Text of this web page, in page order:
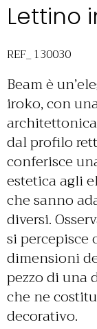
Lettino
REF_ 130030
Beam è
iroko, con
dal profilo
conferisce
estetica agli
che sanno
diversi.
si
dimensioni
pezzo di una
che ne
decorativo.